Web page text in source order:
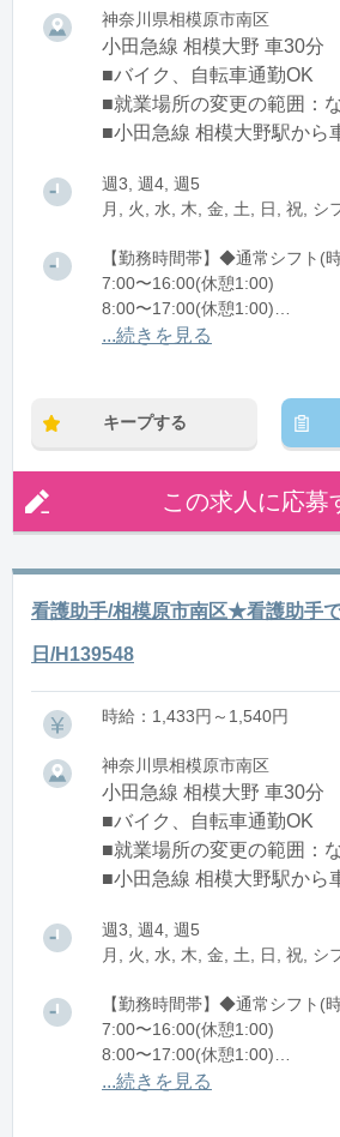
神奈川県相模原市南区
小田急線 相模大野 車30分
■バイク、自転車通勤OK
■就業場所の変更の範囲：
■小田急線 相模大野駅から
週3, 週4, 週5
月, 火, 水, 木, 金, 土, 日, 祝, シ
【勤務時間帯】◆通常シフト(
7:00〜16:00(休憩1:00)
8:00〜17:00(休憩1:00)
12:00〜21:00(休憩1:00)
...続きを見る
キープする
この求人に応募
看護助手/相模原市南区★看護助手
日/H139548
時給：1,433円～1,540円
神奈川県相模原市南区
小田急線 相模大野 車30分
■バイク、自転車通勤OK
■就業場所の変更の範囲：
■小田急線 相模大野駅から
週3, 週4, 週5
月, 火, 水, 木, 金, 土, 日, 祝, シ
【勤務時間帯】◆通常シフト(
7:00〜16:00(休憩1:00)
8:00〜17:00(休憩1:00)
12:00〜21:00(休憩1:00)
...続きを見る